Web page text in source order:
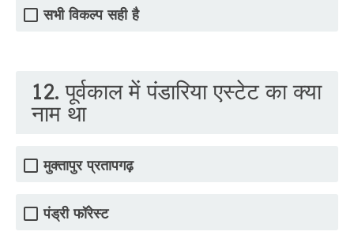
सभी विकल्प सही है
12. पूर्वकाल में पंडारिया एस्टेट का क्या
नाम था
मुक्तापुर प्रतापगढ़
पंड्री फॉरेस्ट